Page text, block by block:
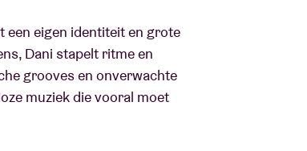
een eigen identiteit en grote
Dani stapelt ritme en
grooves en onverwachte
muziek die vooral moet